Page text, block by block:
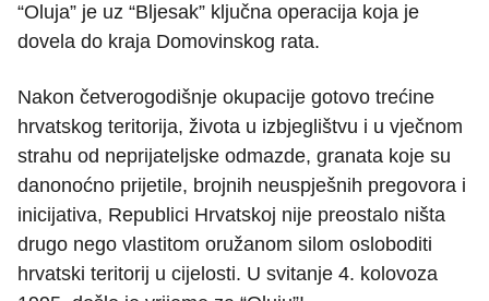
“Oluja” je uz “Bljesak” ključna operacija koja je
dovela do kraja Domovinskog rata.
Nakon četverogodišnje okupacije gotovo trećine
hrvatskog teritorija, života u izbjeglištvu i u vječnom
strahu od neprijateljske odmazde, granata koje su
danonoćno prijetile, brojnih neuspješnih pregovora i
inicijativa, Republici Hrvatskoj nije preostalo ništa
drugo nego vlastitom oružanom silom osloboditi
hrvatski teritorij u cijelosti. U svitanje 4. kolovoza